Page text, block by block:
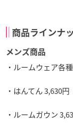
商品ラインナ
メンズ商品
・ルームウェア各
・はんてん 3,630円
・ルームガウン